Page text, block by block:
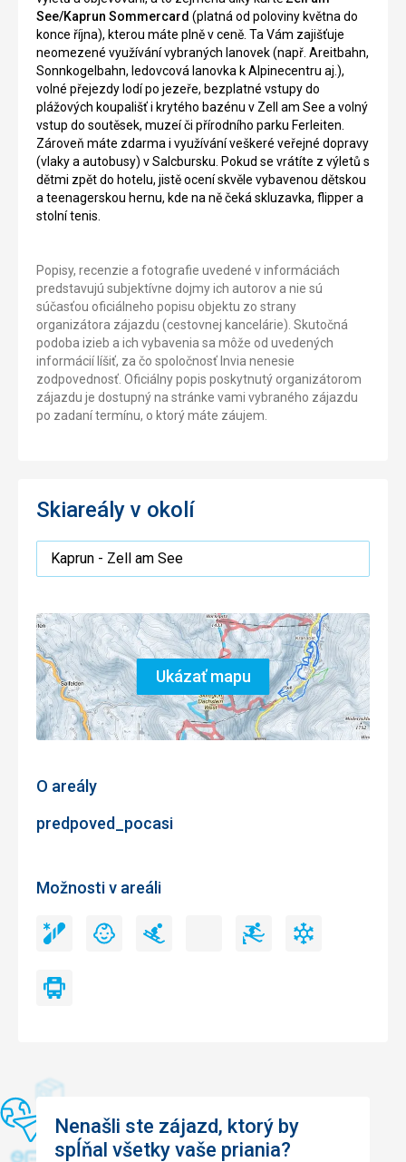
See/Kaprun Sommercard (platná od poloviny května do
konce října), kterou máte plně v ceně. Ta Vám zajišťuje
neomezené využívání vybraných lanovek (např. Areitbahn,
Sonnkogelbahn, ledovcová lanovka k Alpinecentru aj.),
volné přejezdy lodí po jezeře, bezplatné vstupy do
plážových koupališť i krytého bazénu v Zell am See a volný
vstup do soutěsek, muzeí či přírodního parku Ferleiten.
Zároveň máte zdarma i využívání veškeré veřejné dopravy
(vlaky a autobusy) v Salcbursku. Pokud se vrátíte z výletů s
dětmi zpět do hotelu, jistě ocení skvěle vybavenou dětskou
a teenagerskou hernu, kde na ně čeká skluzavka, flipper a
stolní tenis.
Popisy, recenzie a fotografie uvedené v informáciách
predstavujú subjektívne dojmy ich autorov a nie sú
súčasťou oficiálneho popisu objektu zo strany
organizátora zájazdu (cestovnej kancelárie). Skutočná
podoba izieb a ich vybavenia sa môže od uvedených
informácií líšiť, za čo spoločnosť Invia nenesie
zodpovednosť. Oficiálny popis poskytnutý organizátorom
zájazdu je dostupný na stránke vami vybraného zájazdu
po zadaní termínu, o ktorý máte záujem.
Skiareály v okolí
Area
Ukázať mapu
O areály
predpoved_pocasi
Možnosti v areáli
SnowparkDetský
Sánkarské
Freeride Umelé
Skibus
Nenašli ste zájazd, ktorý by
spĺňal všetky vaše priania?